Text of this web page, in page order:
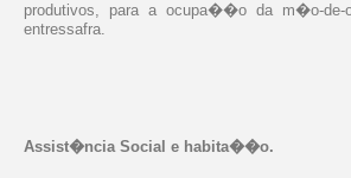
produtivos, para a ocupa��o da m�o-de-
entressafra.
Assist�ncia Social e habita��o.